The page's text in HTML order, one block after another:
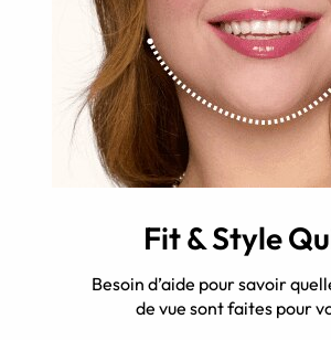
Fit & Style
Besoin d’aide pour savoir
de vue sont faites pour